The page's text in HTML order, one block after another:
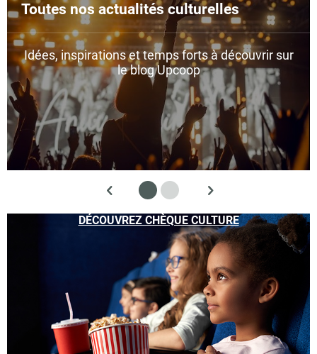
Toutes nos actualités culturelles
Idées, inspirations et temps forts à découvrir sur
le blog Upcoop
DÉCOUVREZ CHÈQUE CULTURE